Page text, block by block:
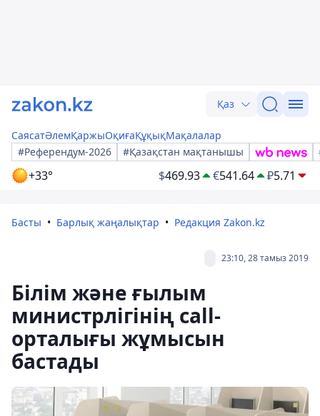
Қаз
СаясатӘлемҚаржыОқиғаҚұқықМақалалар
#Референдум-2026
#Қазақстан мақтанышы
+33° $469.93 €541.64 ₽5.71
Басты Барлық жаңалықтар Редакция Zakon.kz
23:10, 28 тамыз 2019
Білім және ғылым
министрлігінің call-
орталығы жұмысын
бастады